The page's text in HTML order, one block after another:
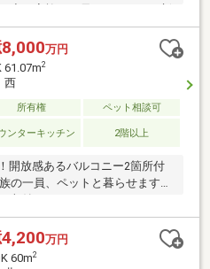
万円
61.07m2
西
所有権
ペット相談可
ンターキッチン 2階以上
開放感あるバルコニー2箇所付
の一員、ペットと暮らせます
ったり過ごせる約15.7帖！
万円
60m2